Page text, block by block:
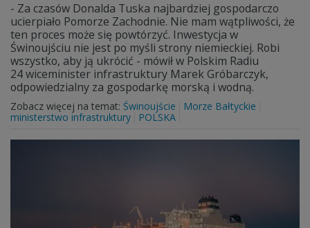
- Za czasów Donalda Tuska najbardziej gospodarczo
ucierpiało Pomorze Zachodnie. Nie mam wątpliwości, że
ten proces może się powtórzyć. Inwestycja w
Świnoujściu nie jest po myśli strony niemieckiej. Robi
wszystko, aby ją ukrócić - mówił w Polskim Radiu
24 wiceminister infrastruktury Marek Gróbarczyk,
odpowiedzialny za gospodarkę morską i wodną.
Zobacz więcej na temat: Świnoujście
Morze Bałtyckie
ministerstwo infrastruktury
POLSKA